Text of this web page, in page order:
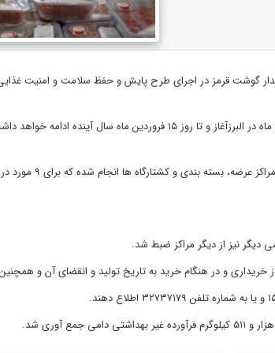
گوشت قرمز در اجرای طرح پایش و حفظ سلامت و امنیت
وی اظهار داشت: از ابتدای
خریداری و در هنگام خرید به تاریخ تولید و انقضای آن و